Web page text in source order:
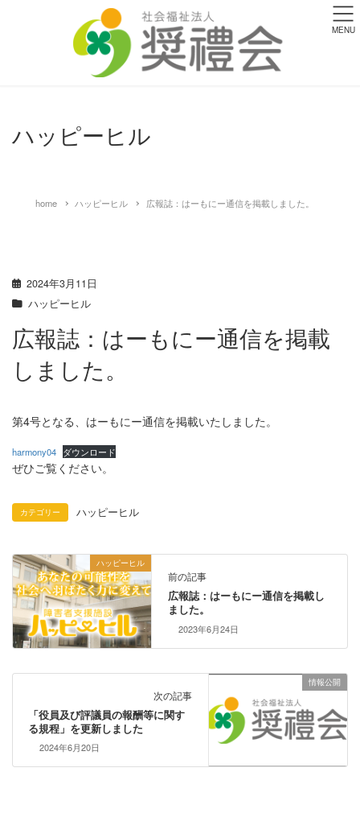
ハッピーヒル
home ハッピーヒル 広報誌：はーもにー通信を掲載しました。
2024年3月11日
ハッピーヒル
広報誌：はーもにー通信を掲載
しました。
第4号となる、はーもにー通信を掲載いたしました。
harmony04 ダウンロード
ぜひご覧ください。
カテゴリー ハッピーヒル
ハッピーヒル
前の記事
広報誌：はーもにー通信を掲載し
ました。
2023年6月24日
情報公開
次の記事
「役員及び評議員の報酬等に関す
る規程」を更新しました
2024年6月20日
MENU